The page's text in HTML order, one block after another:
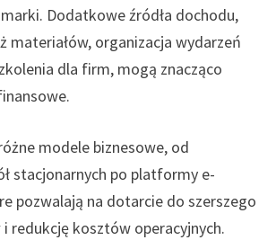
Dodatkowe źródła dochodu,
materiałów, organizacja wydarzeń
dla firm, mogą znacząco
modele biznesowe, od
stacjonarnych po platformy e-
pozwalają na dotarcie do szerszego
redukcję kosztów operacyjnych.